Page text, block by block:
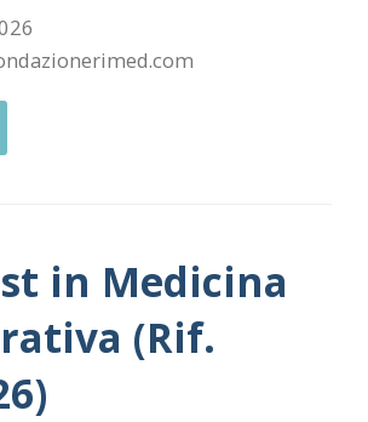
in Medicina
(Rif.